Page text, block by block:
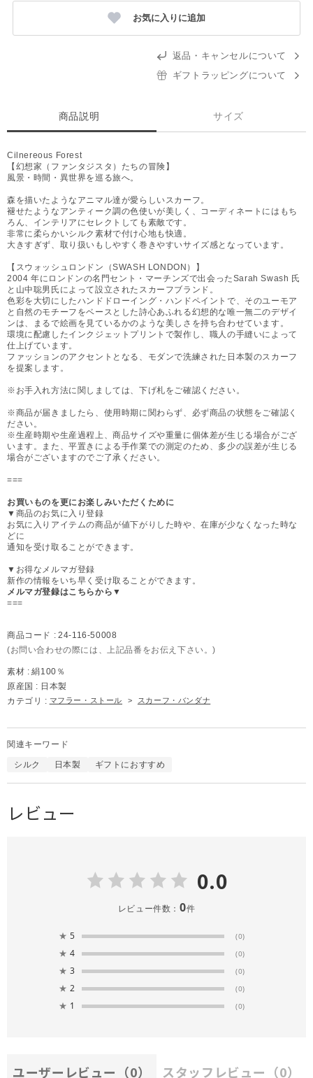
お気に入りに追加
返品・キャンセルについて
ギフトラッピングについて
商品説明 サイズ
Cilnereous Forest
【幻想家（ファンタジスタ）たちの冒険】
風景・時間・異世界を巡る旅へ。
森を描いたようなアニマル達が愛らしいスカーフ。
褪せたようなアンティーク調の色使いが美しく、コーディネートにはもち
ろん、インテリアにセレクトしても素敵です。
非常に柔らかいシルク素材で付け心地も快適。
大きすぎず、取り扱いもしやすく巻きやすいサイズ感となっています。
【スウォッシュロンドン（SWASH LONDON）】
2004 年にロンドンの名門セント・マーチンズで出会ったSarah Swash 氏
と山中聡男氏によって設立されたスカーフブランド。
色彩を大切にしたハンドドローイング・ハンドペイントで、そのユーモア
と自然のモチーフをベースとした詩心あふれる幻想的な唯一無二のデザイ
ンは、まるで絵画を見ているかのような美しさを持ち合わせています。
環境に配慮したインクジェットプリントで製作し、職人の手縫いによって
仕上げています。
ファッションのアクセントとなる、モダンで洗練された日本製のスカーフ
を提案します。
※お手入れ方法に関しましては、下げ札をご確認ください。
※商品が届きましたら、使用時期に関わらず、必ず商品の状態をご確認く
ださい。
※生産時期や生産過程上、商品サイズや重量に個体差が生じる場合がござ
います。また、平置きによる手作業での測定のため、多少の誤差が生じる
場合がございますのでご了承ください。
===
お買いものを更にお楽しみいただくために
▼商品のお気に入り登録
お気に入りアイテムの商品が値下がりした時や、在庫が少なくなった時な
どに
通知を受け取ることができます。
▼お得なメルマガ登録
新作の情報をいち早く受け取ることができます。
メルマガ登録はこちらから▼
===
商品コード : 24-116-50008
(お問い合わせの際には、上記品番をお伝え下さい。)
素材 : 絹100％
原産国 : 日本製
カテゴリ : マフラー・ストール > スカーフ・バンダナ
関連キーワード
シルク 日本製 ギフトにおすすめ
レビュー
0.0
レビュー件数： 0件
★ 5 (0)
★ 4 (0)
★ 3 (0)
★ 2 (0)
★ 1 (0)
ユーザーレビュー （0） スタッフレビュー （0）